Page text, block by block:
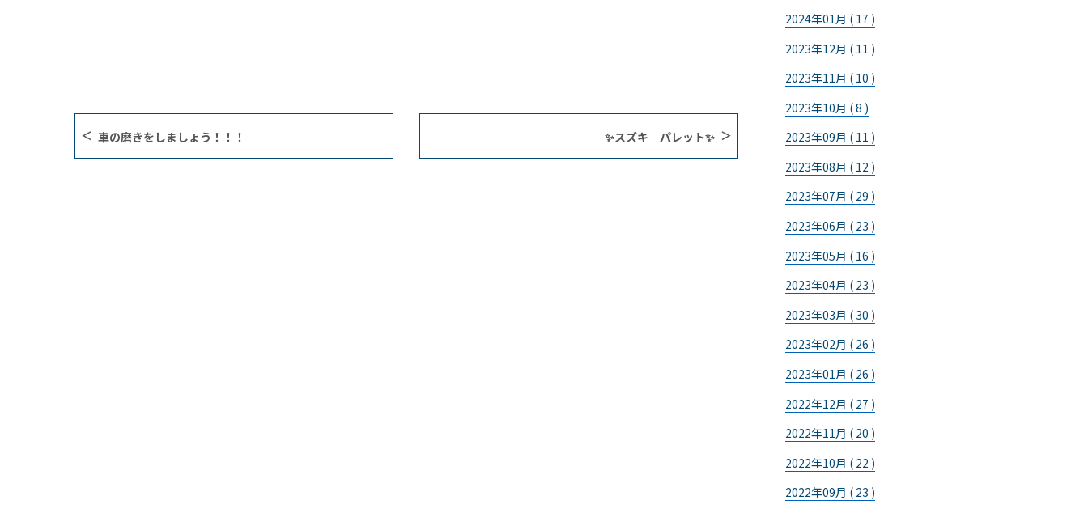
車の磨きをしましょう！！！ ✨スズキ パレット✨
2024年01月 ( 17 )
2023年12月 ( 11 )
2023年11月 ( 10 )
2023年10月 ( 8 )
2023年09月 ( 11 )
2023年08月 ( 12 )
2023年07月 ( 29 )
2023年06月 ( 23 )
2023年05月 ( 16 )
2023年04月 ( 23 )
2023年03月 ( 30 )
2023年02月 ( 26 )
2023年01月 ( 26 )
2022年12月 ( 27 )
2022年11月 ( 20 )
2022年10月 ( 22 )
2022年09月 ( 23 )